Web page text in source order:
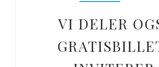
VI DELER